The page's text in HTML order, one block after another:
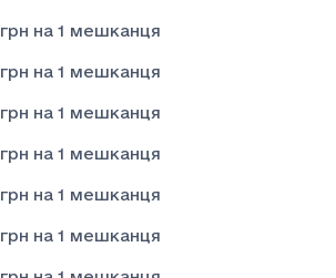
грн на 1 мешканця
грн на 1 мешканця
грн на 1 мешканця
грн на 1 мешканця
грн на 1 мешканця
грн на 1 мешканця